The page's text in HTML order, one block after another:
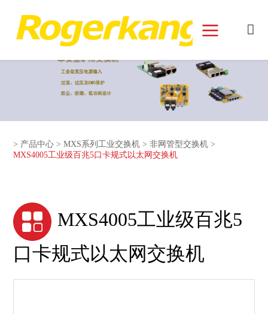
> 产品中心 >MXS系列工业交换机 >非网管型交换机 >
MXS4005工业级百兆5口卡规式以太网交换机
MXS4005工业级百兆5
口卡规式以太网交换机